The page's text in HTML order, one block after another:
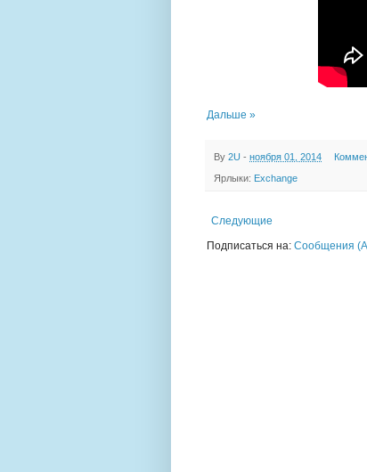
Дальше »
By 2U - ноября 01, 2014
Ярлыки: Exchange
Следующие
Подписаться на: Сообщения